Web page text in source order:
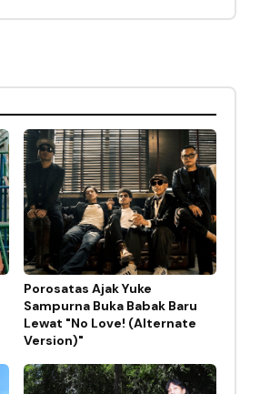
Porosatas Ajak Yuke
Sampurna Buka Babak Baru
Lewat "No Love! (Alternate
Version)"